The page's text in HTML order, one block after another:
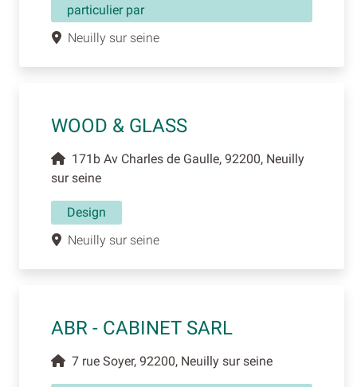
particulier par
Neuilly sur seine
WOOD & GLASS
171b Av Charles de Gaulle, 92200, Neuilly
sur seine
Design
Neuilly sur seine
ABR - CABINET SARL
7 rue Soyer, 92200, Neuilly sur seine